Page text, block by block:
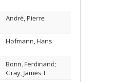
André, Pierre
Hofmann, Hans
Bonn, Ferdinand;
Gray, James T.